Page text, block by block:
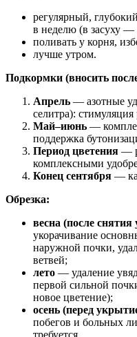
регулярный,
в неделю (в засуху —
поливать у корня,
лучше утром.
Подкормки (вносить
Апрель — азотные
селитра):
Май–июнь —
поддержка
Период цветения —
комплексными
Конец сентября —
Обрезка:
весна (после
укорачивание
наружной почки,
ветвей;
лето — удаление
первой сильной
новое цветение);
осень (перед
побегов и больных
требуется.